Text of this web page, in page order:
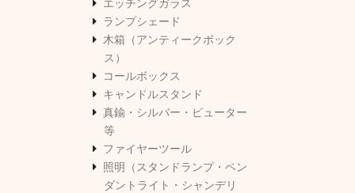
エッチングガラス
ランプシェード
木箱（アンティークボック
ス）
コールボックス
キャンドルスタンド
真鍮・シルバー・ピューター
等
ファイヤーツール
照明（スタンドランプ・ペン
ダントライト・シャンデリ